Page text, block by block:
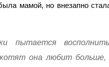
мамой, но внезапно
пытается
она любит больше,